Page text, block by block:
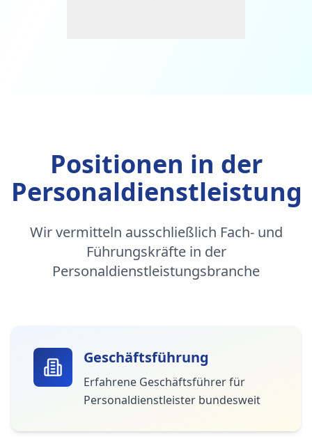
Positionen in der
Personaldienstleistung
Wir vermitteln ausschließlich Fach- und
Führungskräfte in der
Personaldienstleistungsbranche
Geschäftsführung
Erfahrene Geschäftsführer für
Personaldienstleister bundesweit